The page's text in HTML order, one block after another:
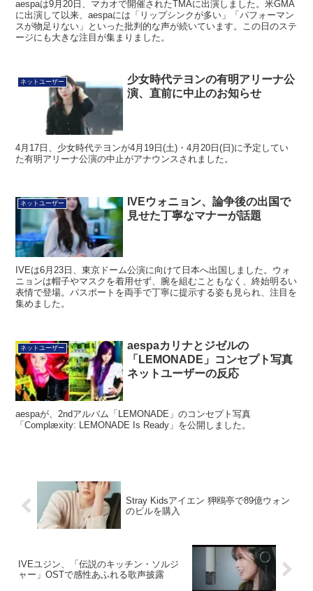
aespaは9月20日、マカオで開催されたTMAに出演しました。米GMA
に出演して以来、aespaには「リップシンクが多い」「パフォーマン
スが物足りない」といった批判的な声が続いています。この日のステ
ージにも大きな注目が集まりました。
ネットユーザー
少女時代テヨンの有明アリーナ公
演、直前に中止のお知らせ
4月17日、少女時代テヨンが4月19日(土)・4月20日(日)に予定してい
た有明アリーナ公演の中止がアナウンスされました。
ネットユーザー
IVEウォニョン、論争後の出国で
見せた丁寧なマナーが話題
IVEは6月23日、東京ドーム公演に向けて日本へ出国しました。ウォ
ニョンは帽子やマスクを着用せず、腕を組むこともなく、終始明るい
表情で登場。パスポートを両手で丁寧に提示する姿も見られ、注目を
集めました。
ネットユーザー
aespaカリナとジゼルの
「LEMONADE」コンセプト写真
ネットユーザーの反応
aespaが、2ndアルバム「LEMONADE」のコンセプト写真
「Complæxity: LEMONADE Is Ready」を公開しました。
Stray Kidsアイエン 狎鴎亭で89億ウォン
のビルを購入
IVEユジン、「伝説のキッチン・ソルジ
ャー」OSTで感性あふれる歌声披露